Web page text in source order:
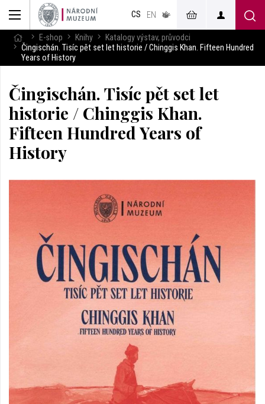
CS EN
v českém
jazyce
E-shop Knihy
Katalogy výstav, průvodci
Čingischán. Tisíc pět set let historie / Chinggis Khan. Fifteen Hundred
Years of History
Čingischán. Tisíc pět set let
historie / Chinggis Khan.
Fifteen Hundred Years of
History